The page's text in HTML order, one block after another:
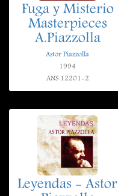
Fuga y Misterio
Masterpieces
A.Piazzolla
Astor Piazzolla
1994
ANS 12201-2
Leyendas - Astor